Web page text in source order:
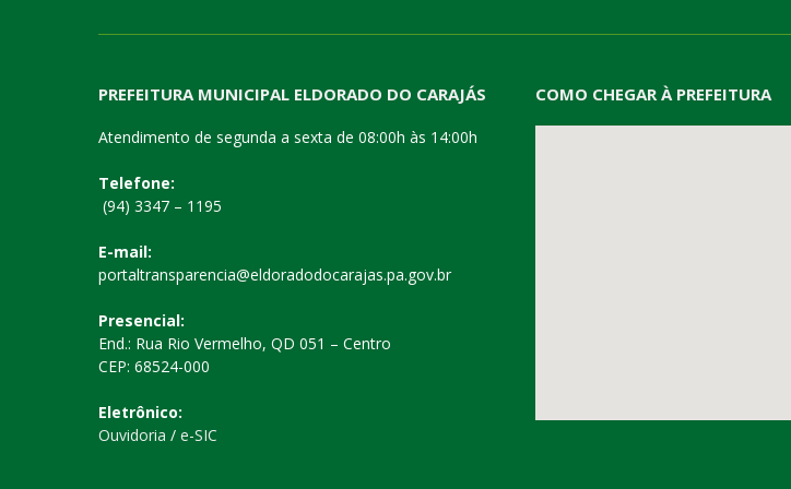
PREFEITURA MUNICIPAL ELDORADO DO CARAJÁS
Atendimento de segunda a sexta de 08:00h às 14:00h
Telefone:
(94) 3347 – 1195
E-mail:
portaltransparencia@eldoradodocarajas.pa.gov.br
Presencial:
End.: Rua Rio Vermelho, QD 051 – Centro
CEP: 68524-000
Eletrônico:
Ouvidoria / e-SIC
COMO CHEGAR À PREFEITURA